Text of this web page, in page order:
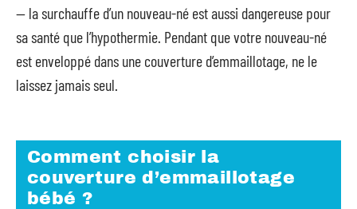
— la surchauffe d’un nouveau-né est aussi dangereuse pour
sa santé que l’hypothermie. Pendant que votre nouveau-né
est enveloppé dans une couverture d’emmaillotage, ne le
laissez jamais seul.
Comment choisir la
couverture d’emmaillotage
bébé ?